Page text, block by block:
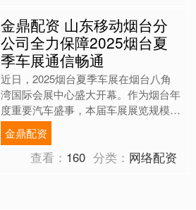
金鼎配资 山东移动烟台分
公司全力保障2025烟台夏
季车展通信畅通
近日，2025烟台夏季车展在烟台八角
湾国际会展中心盛大开幕。作为烟台年
度重要汽车盛事，本届车展展览规模达
3万平方米，汇聚100余家参展商、70
余个汽车品牌，重磅....
金鼎配资
查看： 160 分类： 网络配资